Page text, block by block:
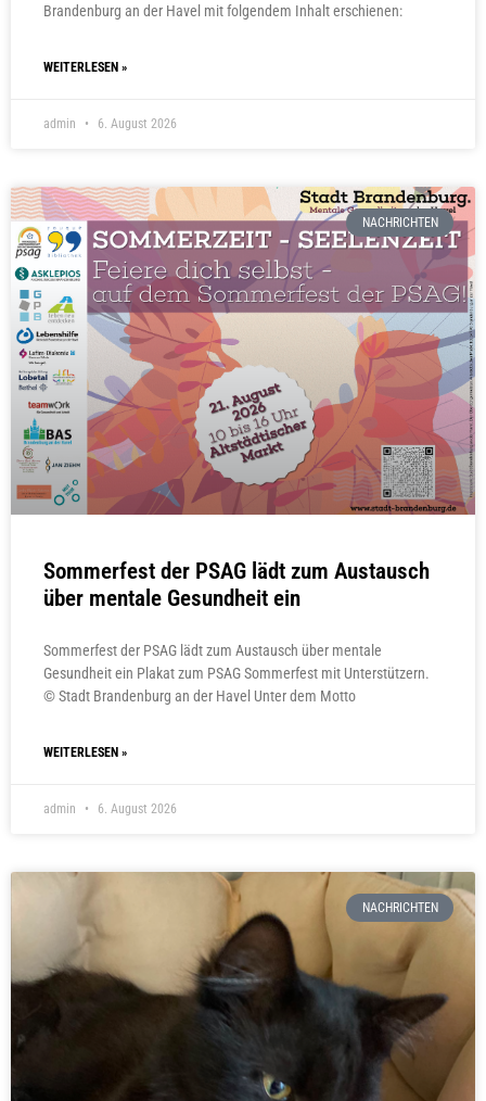
Brandenburg an der Havel mit folgendem Inhalt erschienen:
WEITERLESEN »
admin 6. August 2026
NACHRICHTEN
Sommerfest der PSAG lädt zum Austausch
über mentale Gesundheit ein
Sommerfest der PSAG lädt zum Austausch über mentale
Gesundheit ein Plakat zum PSAG Sommerfest mit Unterstützern.
© Stadt Brandenburg an der Havel Unter dem Motto
WEITERLESEN »
admin 6. August 2026
NACHRICHTEN